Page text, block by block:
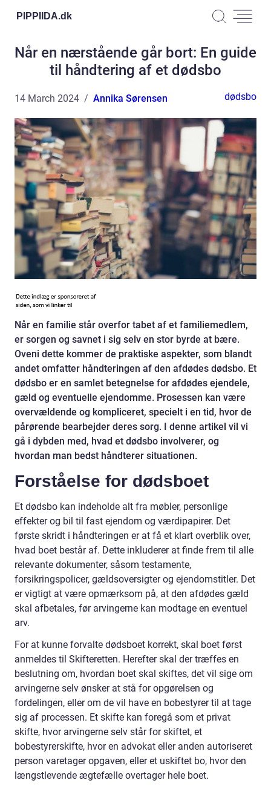
PIPPIIDA.dk
Når en nærstående går bort: En guide
til håndtering af et dødsbo
14 March 2024 Annika Sørensen dødsbo
Når en familie står overfor tabet af et familiemedlem,
er sorgen og savnet i sig selv en stor byrde at bære.
Oveni dette kommer de praktiske aspekter, som blandt
andet omfatter håndteringen af den afdødes dødsbo. Et
dødsbo er en samlet betegnelse for afdødes ejendele,
gæld og eventuelle ejendomme. Prosessen kan være
overvældende og kompliceret, specielt i en tid, hvor de
pårørende bearbejder deres sorg. I denne artikel vil vi
gå i dybden med, hvad et dødsbo involverer, og
hvordan man bedst håndterer situationen.
Forståelse for dødsboet
Et dødsbo kan indeholde alt fra møbler, personlige
effekter og bil til fast ejendom og værdipapirer. Det
første skridt i håndteringen er at få et klart overblik over,
hvad boet består af. Dette inkluderer at finde frem til alle
relevante dokumenter, såsom testamente,
forsikringspolicer, gældsoversigter og ejendomstitler. Det
er vigtigt at være opmærksom på, at den afdødes gæld
skal afbetales, før arvingerne kan modtage en eventuel
arv.
For at kunne forvalte dødsboet korrekt, skal boet først
anmeldes til Skifteretten. Herefter skal der træffes en
beslutning om, hvordan boet skal skiftes, det vil sige om
arvingerne selv ønsker at stå for opgørelsen og
fordelingen, eller om de vil have en bobestyrer til at tage
sig af processen. Et skifte kan foregå som et privat
skifte, hvor arvingerne selv står for skiftet, et
bobestyrerskifte, hvor en advokat eller anden autoriseret
person varetager opgaven, eller et uskiftet bo, hvor den
længstlevende ægtefælle overtager hele boet.